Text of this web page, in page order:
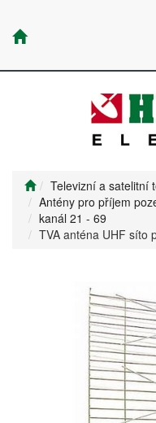
Televizní a satelitní
Antény pro příjem
kanál 21 - 69
TVA anténa UHF síto